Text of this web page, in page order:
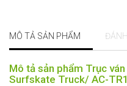
MÔ TẢ SẢN PHẨM
Mô tả sản phẩm Trục
Surfskate Truck/ AC-